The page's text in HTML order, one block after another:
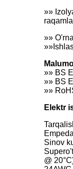
»»
»»
»» BS
»» BS
»»
Elektr
Sinov
@